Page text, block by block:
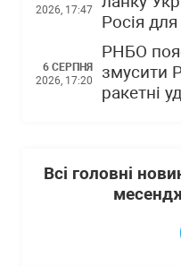
2026, 17:47
Росія
6 СЕРПНЯ
2026, 17:20
РНБО
змусити
ракетні
Всі головні